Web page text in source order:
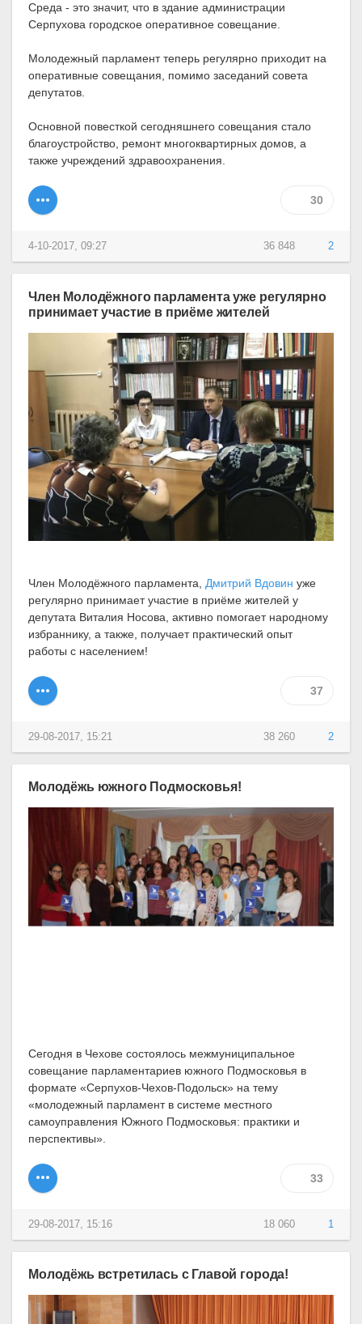
Среда - это значит, что в здание администрации
Серпухова городское оперативное совещание.
Молодежный парламент теперь регулярно приходит на
оперативные совещания, помимо заседаний совета
депутатов.
Основной повесткой сегодняшнего совещания стало
благоустройство, ремонт многоквартирных домов, а
также учреждений здравоохранения.
30
36 848 2
4-10-2017, 09:27
Член Молодёжного парламента уже регулярно
принимает участие в приёме жителей
Член Молодёжного парламента, Дмитрий Вдовин уже
регулярно принимает участие в приёме жителей у
депутата Виталия Носова, активно помогает народному
избраннику, а также, получает практический опыт
работы с населением!
37
38 260 2
29-08-2017, 15:21
Молодёжь южного Подмосковья!
Сегодня в Чехове состоялось межмуниципальное
совещание парламентариев южного Подмосковья в
формате «Серпухов-Чехов-Подольск» на тему
«молодежный парламент в системе местного
самоуправления Южного Подмосковья: практики и
перспективы».
33
18 060 1
29-08-2017, 15:16
Молодёжь встретилась с Главой города!